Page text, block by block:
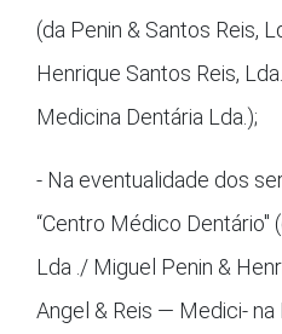
(da Penin & Santos Reis,
Henrique Santos Reis,
Medicina Dentária Lda.);
- Na eventualidade dos
“Centro Médico Dentário"
Lda ./ Miguel Penin &
Angel & Reis — Medici- na